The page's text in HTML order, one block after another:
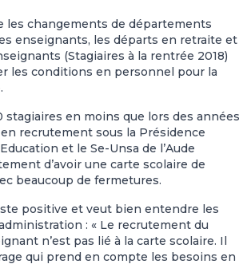
les changements de départements
enseignants, les départs en retraite et
(Stagiaires à la rentrée 2018)
les conditions en personnel pour la
stagiaires en moins que lors des années
recrutement sous la Présidence
et le Se-Unsa de l’Aude
d’avoir une carte scolaire de
beaucoup de fermetures.
positive et veut bien entendre les
: « Le recrutement du
n’est pas lié à la carte scolaire. Il
qui prend en compte les besoins en